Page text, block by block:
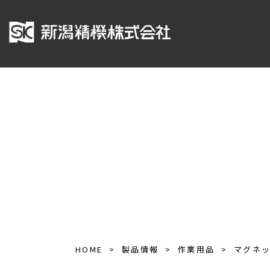
HOME 製品情報 作業用品 マグネ